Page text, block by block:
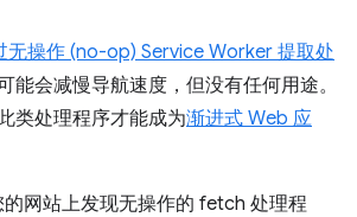
无操作 (no-op) Service Worker 提取处
能会减慢导航速度，但没有任何用途。
类处理程序才能成为渐进式 Web 应
的网站上发现无操作的 fetch 处理程